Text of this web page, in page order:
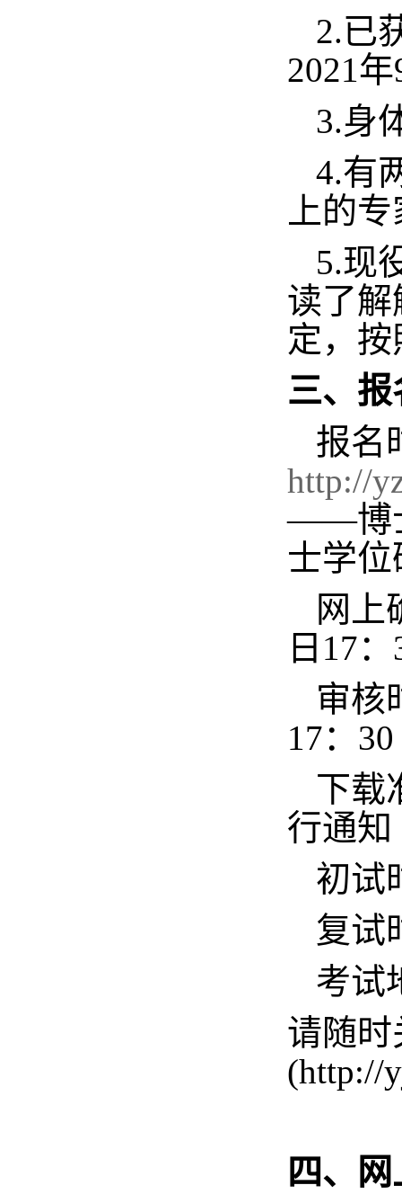
2.已
2021
3.身
4.有
上的
5.现
读了
定，
三、
报名
http://
——博
士学
网上
日17：
审核
17：30
下载
行通知
初试
复试
考试
请随
(http://
四、